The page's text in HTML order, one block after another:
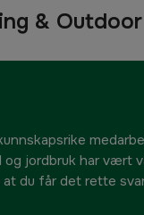
& Outdoor
jordbruk har vært
du får det rette